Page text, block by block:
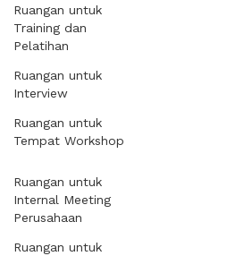
Ruangan untuk
Training dan
Pelatihan
Ruangan untuk
Interview
Ruangan untuk
Tempat Workshop
Ruangan untuk
Internal Meeting
Perusahaan
Ruangan untuk